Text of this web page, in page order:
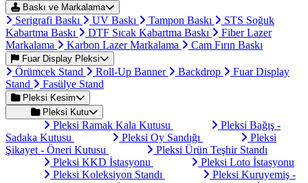
Baskı ve Markalama
Serigrafi Baskı UV Baskı Tampon Baskı
STS Soğuk
Kabartma Baskı
DTF Sıcak Kabartma Baskı
Fiber Lazer
Markalama
Karbon Lazer Markalama Cam Fırın Baskı
Fuar Display Pleksi
Örümcek Stand Roll-Up Banner Backdrop
Fuar Display
Stand
Fasülye Stand
Pleksi Kesim
Pleksi Kutu
Pleksi Ramak Kala Kutusu
Pleksi Bağış -
Sadaka Kutusu
Pleksi Oy Sandığı
Pleksi
Şikayet - Öneri Kutusu
Pleksi Ürün Teşhir Standı
Pleksi KKD İstasyonu
Pleksi Loto İstasyonu
Pleksi Koleksiyon Standı
Pleksi Kuruyemiş -